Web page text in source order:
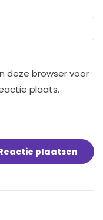
deze browser voor
plaats.